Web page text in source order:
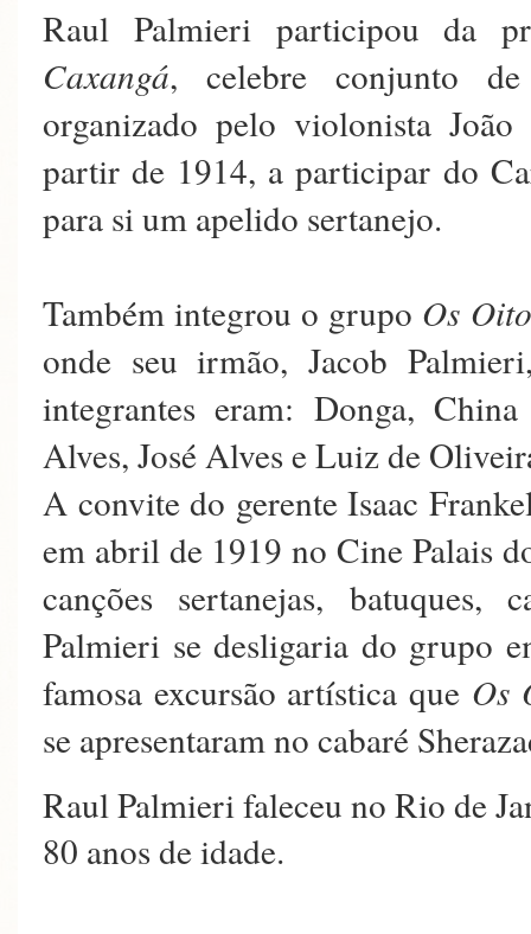
Raul Palmieri participou da
Caxangá, celebre conjunto
organizado pelo violonista
partir de 1914, a participar do
para si um apelido sertanejo.
Também integrou o grupo Os
onde seu irmão, Jacob
integrantes eram: Donga,
Alves, José Alves e Luiz de
A convite do gerente Isaac
em abril de 1919 no Cine Palais
canções sertanejas, batuques,
Palmieri se desligaria do grupo
famosa excursão artística que Os
se apresentaram no cabaré
Raul Palmieri faleceu no Rio de
80 anos de idade.